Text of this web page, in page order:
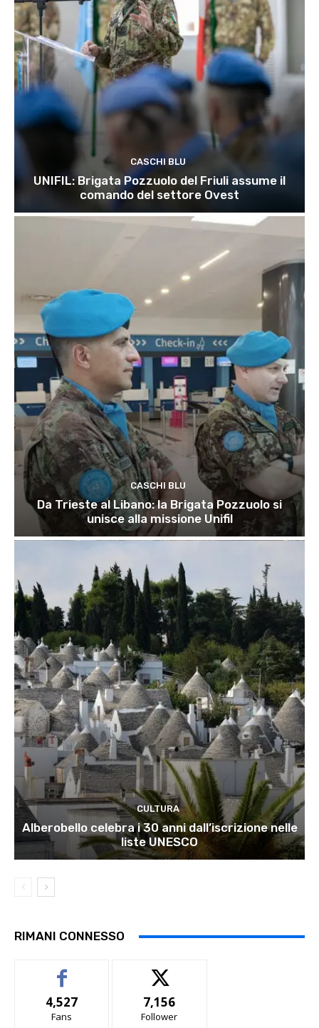
CASCHI BLU
UNIFIL: Brigata Pozzuolo del Friuli assume il
comando del settore Ovest
CASCHI BLU
Da Trieste al Libano: la Brigata Pozzuolo si
unisce alla missione Unifil
CULTURA
Alberobello celebra i 30 anni dall’iscrizione nelle
liste UNESCO
RIMANI CONNESSO
4,527
Fans
7,156
Follower